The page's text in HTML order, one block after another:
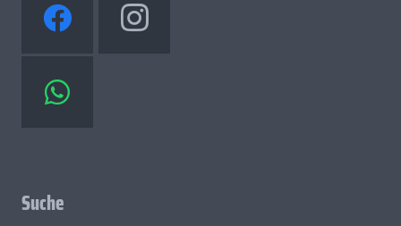
Suche